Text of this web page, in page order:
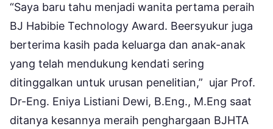
“Saya baru tahu menjadi wanita pertama peraih
BJ Habibie Technology Award. Beersyukur juga
berterima kasih pada keluarga dan anak-anak
yang telah mendukung kendati sering
ditinggalkan untuk urusan penelitian,” ujar Prof.
Dr-Eng. Eniya Listiani Dewi, B.Eng., M.Eng saat
ditanya kesannya meraih penghargaan BJHTA